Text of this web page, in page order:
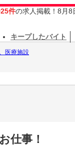
件の求人掲載！8月8
キープしたバイト
医療施設
仕事！